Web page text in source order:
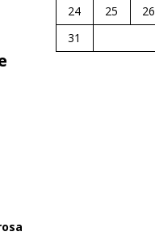
24
25 26
31